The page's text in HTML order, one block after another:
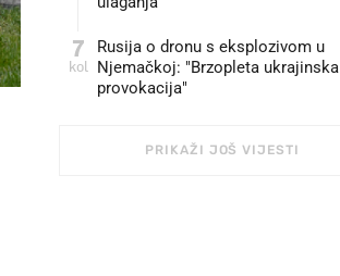
7
kol
Rusija o dronu s eksplozivom u
Njemačkoj: "Brzopleta ukrajinska
provokacija"
PRIKAŽI JOŠ VIJESTI